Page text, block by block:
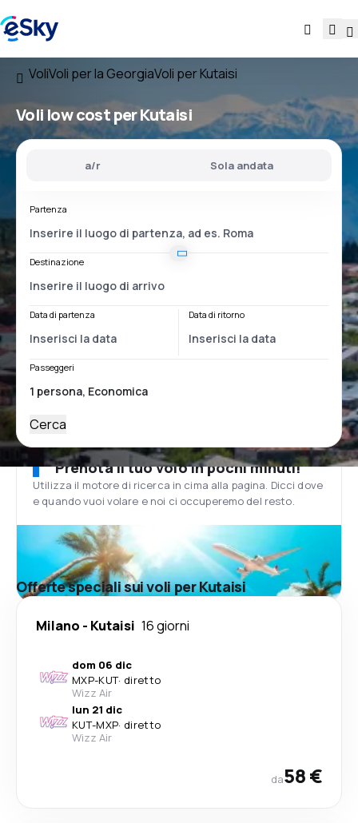
VoliVoli per la GeorgiaVoli per Kutaisi
Voli low cost per Kutaisi
a/r Sola andata
Partenza
Destinazione
Data di partenza Data di ritorno
Passeggeri
Cerca
Prenota il tuo volo in pochi minuti!
Utilizza il motore di ricerca in cima alla pagina. Dicci dove
e quando vuoi volare e noi ci occuperemo del resto.
Offerte speciali sui voli per Kutaisi
Milano - Kutaisi 16 giorni
dom 06 dic
MXP-KUT· diretto
Wizz Air
lun 21 dic
KUT-MXP· diretto
Wizz Air
da58 €